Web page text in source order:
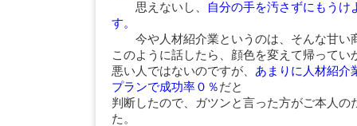
思えないし、
自分の手を汚さずにもうけ
す。
今や人材紹介業というのは、そんな甘い
このように話したら、顔色を変えて帰ってい
悪い人ではないのですが、 あまりに人材紹介
プランで成功率０％だと
判断したので、ガツンと言った方がご本人の
た。